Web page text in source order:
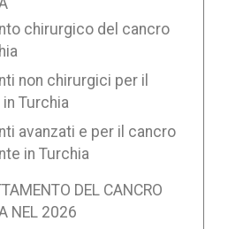
chirurgico del cancro
non chirurgici per il
Turchia
avanzati e per il cancro
in Turchia
DEL CANCRO
NEL 2026